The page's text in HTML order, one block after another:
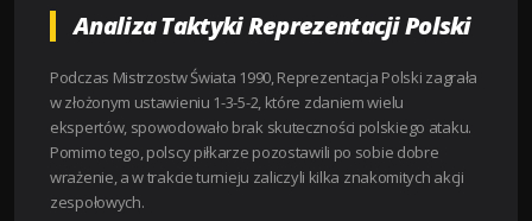
Analiza Taktyki Reprezentacji Polski
Podczas Mistrzostw Świata 1990, Reprezentacja Polski zagrała
w złożonym ustawieniu 1-3-5-2, które zdaniem wielu
ekspertów, spowodowało brak skuteczności polskiego ataku.
Pomimo tego, polscy piłkarze pozostawili po sobie dobre
wrażenie, a w trakcie turnieju zaliczyli kilka znakomitych akcji
zespołowych.